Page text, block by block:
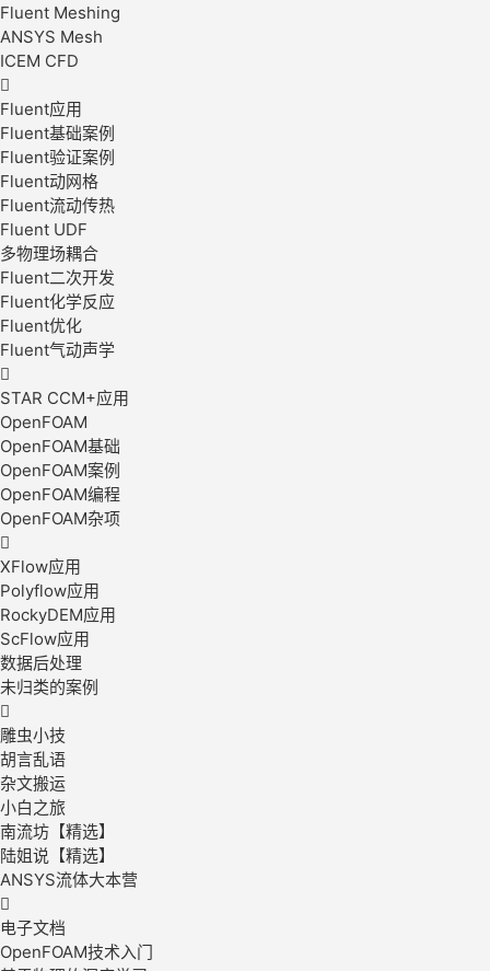
Fluent Meshing
ANSYS Mesh
ICEM CFD

Fluent应用
Fluent基础案例
Fluent验证案例
Fluent动网格
Fluent流动传热
Fluent UDF
多物理场耦合
Fluent二次开发
Fluent化学反应
Fluent优化
Fluent气动声学

STAR CCM+应用
OpenFOAM
OpenFOAM基础
OpenFOAM案例
OpenFOAM编程
OpenFOAM杂项

XFlow应用
Polyflow应用
RockyDEM应用
ScFlow应用
数据后处理
未归类的案例

雕虫小技
胡言乱语
杂文搬运
小白之旅
南流坊【精选】
陆姐说【精选】
ANSYS流体大本营

电子文档
OpenFOAM技术入门